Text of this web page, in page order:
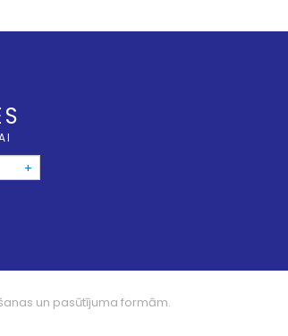
+
Dizains |CIMO
un pasūtījuma formām.